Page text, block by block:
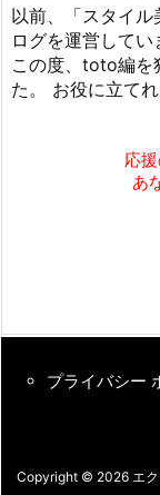
以前、「スタイ
ログを運営してい
この度、toto編を
た。 お役に立てれ
応
あ
プライバシー
Copyright © 2026 エ